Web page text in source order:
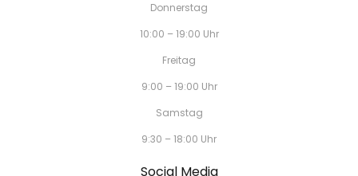
Donnerstag
10:00 – 19:00 Uhr
Freitag
9:00 – 19:00 Uhr
Samstag
9:30 – 18:00 Uhr
Social Media